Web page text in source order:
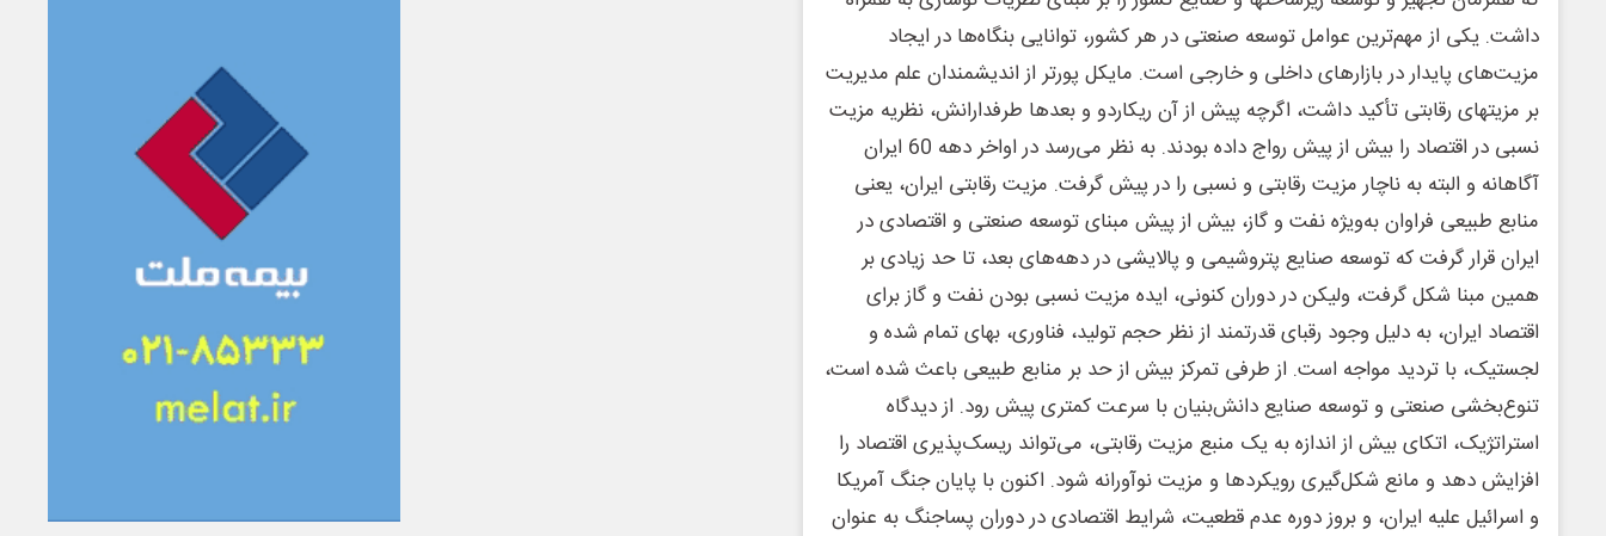
داشت. یکی از مهم‌ترین عوامل توسعه صنعتی در هر کشور، توانایی بنگاه‌ها در ایجاد
مزیت‌های پایدار در بازارهای داخلی و خارجی است. مایکل پورتر از اندیشمندان علم مدیریت
بر مزیتهای رقابتی تأکید داشت، اگرچه پیش از آن ریکاردو و بعدها طرفدارانش، نظریه مزیت
نسبی در اقتصاد را بیش از پیش رواج داده بودند. به نظر می‌رسد در اواخر دهه 60 ایران
آگاهانه و البته به ناچار مزیت رقابتی و نسبی را در پیش گرفت. مزیت رقابتی ایران، یعنی
منابع طبیعی فراوان به‌ویژه نفت و گاز، بیش از پیش مبنای توسعه صنعتی و اقتصادی در
ایران قرار گرفت که توسعه صنایع پتروشیمی‌ و پالایشی در دهه‌های بعد، تا حد زیادی بر
همین مبنا شکل گرفت، ولیکن در دوران کنونی، ایده مزیت نسبی بودن نفت و گاز برای
اقتصاد ایران، به دلیل وجود رقبای قدرتمند از نظر حجم تولید، فناوری، بهای تمام شده و
لجستیک، با تردید مواجه است. از طرفی تمرکز بیش از حد بر منابع طبیعی باعث شده است،
تنوع‌بخشی صنعتی و توسعه صنایع دانش‌بنیان با سرعت کمتری پیش رود. از دیدگاه
استراتژیک، اتکای بیش از اندازه به یک منبع مزیت رقابتی، می‌تواند ریسک‌پذیری اقتصاد را
افزایش دهد و مانع شکل‌گیری رویکردها و مزیت نوآورانه شود. اکنون با پایان جنگ آمریکا
و اسرائیل علیه ایران، و بروز دوره عدم قطعیت، شرایط اقتصادی در دوران پساجنگ به عنوان